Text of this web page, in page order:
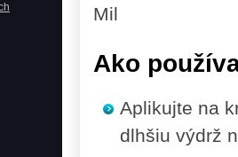
Mil
Ako
Aplikujte na
dlhšiu výdrž